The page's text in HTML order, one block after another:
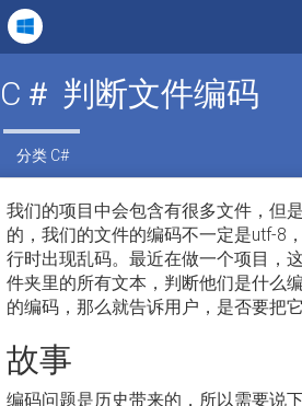
C＃ 判断文件编码
分类 C#
我们的项目中会包含有很多文件，但
的，我们的文件的编码不一定是utf-8
行时出现乱码。最近在做一个项目，
件夹里的所有文本，判断他们是什么
的编码，那么就告诉用户，是否要把
故事
编码问题是历史带来的，所以需要说